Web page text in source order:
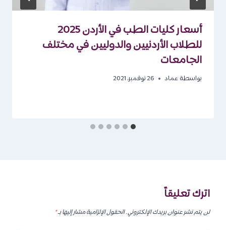
أسعار كليات الطب في الأردن 2025
للطلاب الأردنيين والدوليين في مختلف
الجامعات
بواسطة عماد 26 نوفمبر، 2021
اترك تعليقاً
لن يتم نشر عنوان بريدك الإلكتروني.الحقول الإلزامية مشار إليها بـ*